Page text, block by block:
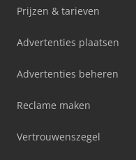
Prijzen & tarieven
Advertenties plaatsen
Advertenties beheren
Reclame maken
Vertrouwenszegel